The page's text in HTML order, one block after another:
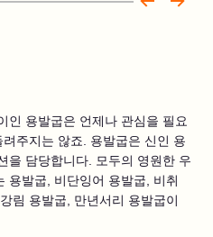
인 용발굽은 언제나 관심을 필요
주지는 않죠. 용발굽은 신인 용
을 담당합니다. 모두의 영원한 우
용발굽, 비단잉어 용발굽, 비취
림 용발굽, 만년서리 용발굽이